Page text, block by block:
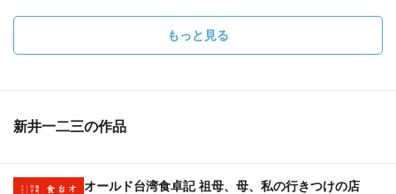
もっと見る
新井一二三の作品
オールド台湾食卓記 祖母、母、私の行きつけの店